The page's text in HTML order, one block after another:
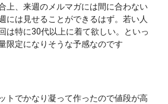
上、来週のメルマガには間に合わない
には見せることができるはず。若い人
は特に30代以上に着て欲しい。といっ
限定になりそうな予感なのです
トでかなり凝って作ったので値段が高